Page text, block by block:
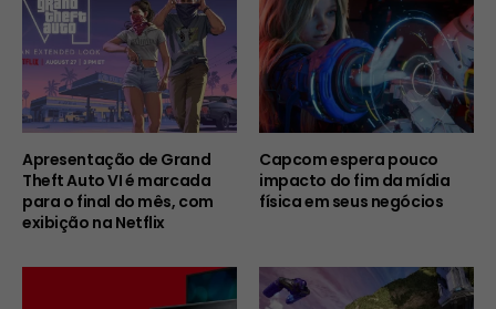
Apresentação de Grand
Theft Auto VI é marcada
para o final do mês, com
exibição na Netflix
Capcom espera pouco
impacto do fim da mídia
física em seus negócios